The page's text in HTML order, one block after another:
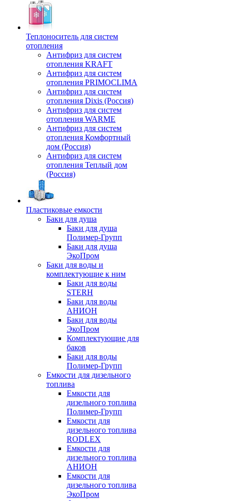
Теплоноситель для систем
отопления
Антифриз для систем
отопления KRAFT
Антифриз для систем
отопления PRIMOCLIMA
Антифриз для систем
отопления Dixis (Россия)
Антифриз для систем
отопления WARME
Антифриз для систем
отопления Комфортный
дом (Россия)
Антифриз для систем
отопления Теплый дом
(Россия)
Пластиковые емкости
Баки для душа
Баки для душа
Полимер-Групп
Баки для душа
ЭкоПром
Баки для воды и
комплектующие к ним
Баки для воды
STERH
Баки для воды
АНИОН
Баки для воды
ЭкоПром
Комплектующие для
баков
Баки для воды
Полимер-Групп
Емкости для дизельного
топлива
Емкости для
дизельного топлива
Полимер-Групп
Емкости для
дизельного топлива
RODLEX
Емкости для
дизельного топлива
АНИОН
Емкости для
дизельного топлива
ЭкоПром